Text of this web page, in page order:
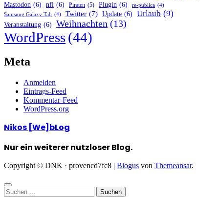
Mastodon (6) nfl (6) Piraten (5) Plugin (6) re-publica (4)
Samsung Galaxy Tab (4) Twitter (7) Update (6) Urlaub (9)
Veranstaltung (6) Weihnachten (13)
WordPress(44)
Meta
Anmelden
Eintrags-Feed
Kommentar-Feed
WordPress.org
Nikos [We]bLog
Nur ein weiterer nutzloser Blog.
Copyright © DNK · provencd7fc8 | Blogus von Themeansar.
Suchen